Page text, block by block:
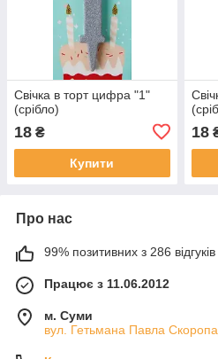
Свічка в торт цифра "1"
(срібло)
18 ₴
Купити
18
Про нас
99% позитивних з 286 відгуків
Працює з 11.06.2012
м. Суми
вул. Гетьмана Павла